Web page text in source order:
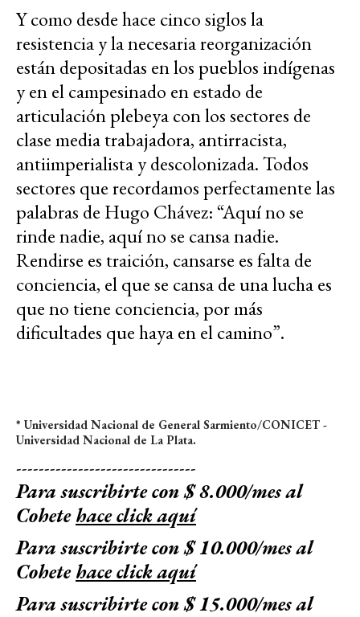
Y como desde hace cinco siglos la
resistencia y la necesaria reorganización
están depositadas en los pueblos indígenas
y en el campesinado en estado de
articulación plebeya con los sectores de
clase media trabajadora, antirracista,
antiimperialista y descolonizada. Todos
sectores que recordamos perfectamente las
palabras de Hugo Chávez: “Aquí no se
rinde nadie, aquí no se cansa nadie.
Rendirse es traición, cansarse es falta de
conciencia, el que se cansa de una lucha es
que no tiene conciencia, por más
dificultades que haya en el camino”.
* Universidad Nacional de General Sarmiento/CONICET -
Universidad Nacional de La Plata.
--------------------------------
Para suscribirte con $ 8.000/mes al
Cohetehace click aquí
Para suscribirte con $ 10.000/mes al
Cohetehace click aquí
Para suscribirte con $ 15.000/mes al